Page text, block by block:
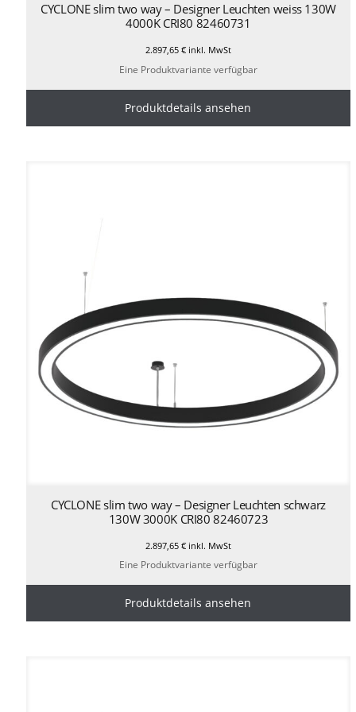
CYCLONE slim two way – Designer Leuchten weiss 130W
4000K CRI80 82460731
2.897,65 €inkl. MwSt
Eine Produktvariante verfügbar
Produktdetails ansehen
CYCLONE slim two way – Designer Leuchten schwarz
130W 3000K CRI80 82460723
2.897,65 €inkl. MwSt
Eine Produktvariante verfügbar
Produktdetails ansehen